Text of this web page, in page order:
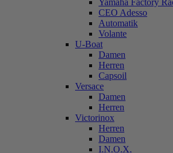
Yamaha Factory
CEO Adesso
Automatik
Volante
U-Boat
Damen
Herren
Capsoil
Versace
Damen
Herren
Victorinox
Herren
Damen
I.N.O.X.